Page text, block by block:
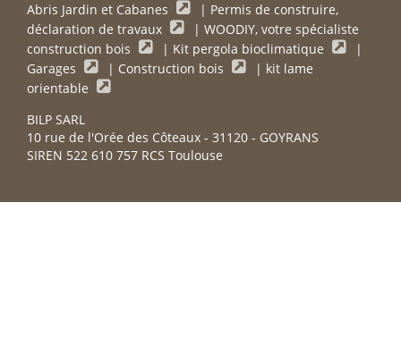
Abris Jardin et Cabanes
| Permis de construire,
déclaration de travaux
| WOODIY, votre spécialiste
construction bois
| Kit pergola bioclimatique
|
Garages
| Construction bois | kit lame
orientable
BILP SARL
10 rue de l'Orée des Côteaux - 31120 - GOYRANS
SIREN 522 610 757 RCS Toulouse